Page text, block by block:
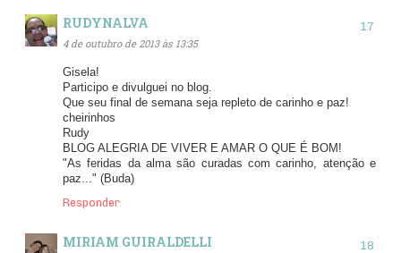
RUDYNALVA
4 de outubro de 2013 às 13:35
Gisela!
Participo e divulguei no blog.
Que seu final de semana seja repleto de carinho e paz!
cheirinhos
Rudy
BLOG ALEGRIA DE VIVER E AMAR O QUE É BOM!
"As feridas da alma são curadas com carinho, atenção e
paz..." (Buda)
Responder
MIRIAM GUIRALDELLI